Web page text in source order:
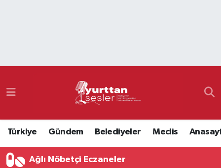
Türkiye Gündem Belediyeler Meclis
Ağlı Nöbetçi Eczaneler
Namaz Vakitleri
Süper Lig Puan Durumu ve Fikstür
Tüm Manşetler